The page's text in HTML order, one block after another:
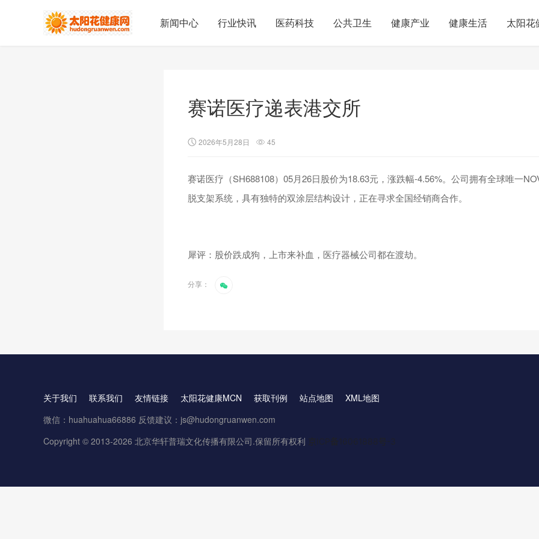
新闻中心 行业快讯 医药科技 公共卫生 健康产业 健康生活 太阳花
赛诺医疗递表港交所
2026年5月28日 45
赛诺医疗（SH688108）05月26日股价为18.63元，涨跌幅-4.56%。公司拥有全球唯一
脱支架系统，具有独特的双涂层结构设计，正在寻求全国经销商合作。
犀评： 股价跌成狗，上市来补血，医疗器械公司都在渡劫。
分享：
关于我们 联系我们 友情链接 太阳花健康MCN 获取刊例 站点地图
XML地图
微信：huahuahua66886 反馈建议：js@hudongruanwen.com
Copyright © 2013-2026 北京华轩普瑞文化传播有限公司.保留所有权利 京ICP备16061888号-3